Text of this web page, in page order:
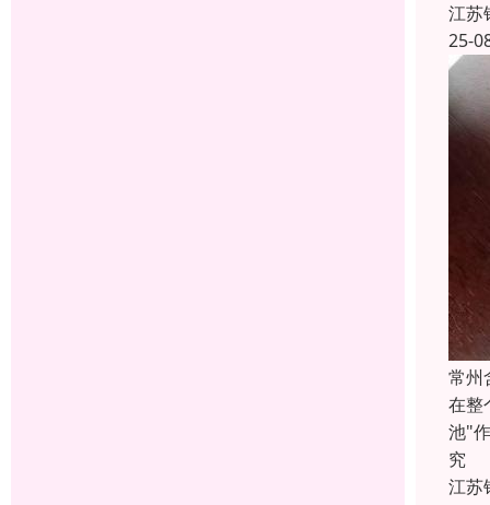
江苏
25-
常州
在整
池"
究
江苏